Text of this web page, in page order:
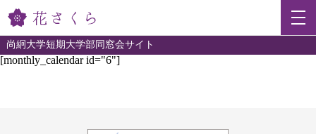
尚絅大学短期大学部同窓会サイト
[monthly_calendar id="6"]